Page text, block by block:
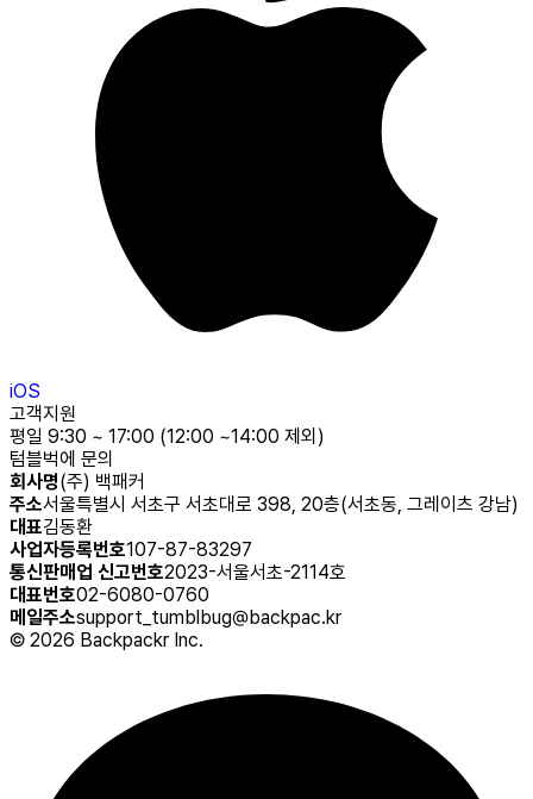
iOS
고객지원
평일 9:30 ~ 17:00 (12:00 ~14:00 제외)
텀블벅에 문의
회사명(주) 백패커
주소서울특별시 서초구 서초대로 398, 20층(서초동, 그레이츠 강남)
대표김동환
사업자등록번호107-87-83297
통신판매업 신고번호2023-서울서초-2114호
대표번호02-6080-0760
메일주소support_tumblbug@backpac.kr
© 2026 Backpackr Inc.